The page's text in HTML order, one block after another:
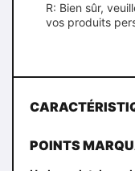
R: Bien sûr,
vos produits
POINTS